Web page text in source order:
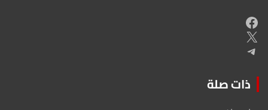
Facebook
X
Telegram
ذات صلة